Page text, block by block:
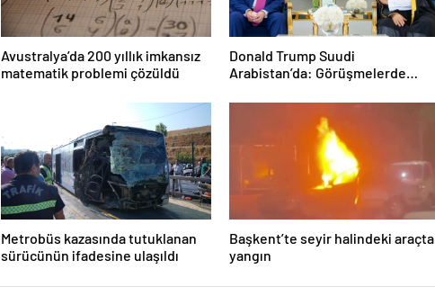
Avustralya’da 200 yıllık imkansız
matematik problemi çözüldü
Donald Trump Suudi
Arabistan’da: Görüşmelerde
Metrobüs kazasında tutuklanan
sürücünün ifadesine ulaşıldı
Başkent’te seyir halindeki araçta
yangın